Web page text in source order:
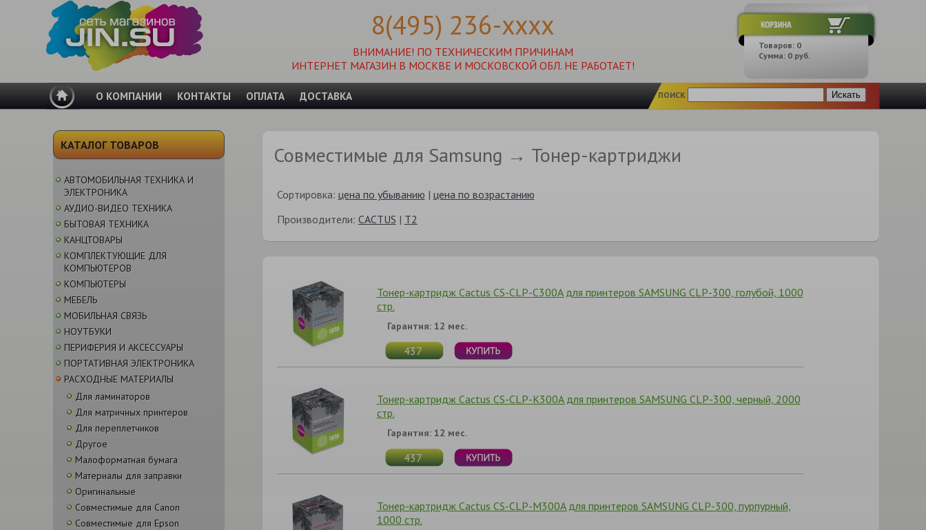
8(495) 236-xxxx
ВНИМАНИЕ! ПО ТЕХНИЧЕСКИМ ПРИЧИНАМ
ИНТЕРНЕТ МАГАЗИН В МОСКВЕ И МОСКОВСКОЙ ОБЛ. НЕ РАБОТАЕТ!
Товаров: 0
Сумма: 0руб.
О КОМПАНИИ КОНТАКТЫ ОПЛАТА ДОСТАВКА ПОИСК
КАТАЛОГ ТОВАРОВ
АВТОМОБИЛЬНАЯ ТЕХНИКА И
ЭЛЕКТРОНИКА
АУДИО-ВИДЕО ТЕХНИКА
БЫТОВАЯ ТЕХНИКА
КАНЦТОВАРЫ
КОМПЛЕКТУЮЩИЕ ДЛЯ
КОМПЬЮТЕРОВ
КОМПЬЮТЕРЫ
МЕБЕЛЬ
МОБИЛЬНАЯ СВЯЗЬ
НОУТБУКИ
ПЕРИФЕРИЯ И АКСЕССУАРЫ
ПОРТАТИВНАЯ ЭЛЕКТРОНИКА
РАСХОДНЫЕ МАТЕРИАЛЫ
Для ламинаторов
Для матричных принтеров
Для переплетчиков
Другое
Малоформатная бумага
Материалы для заправки
Оригинальные
Совместимые для Canon
Совместимые для Epson
Совместимые для Samsung → Тонер-картриджи
Сортировка: цена по убыванию | цена по возрастанию
Производители: CACTUS | T2
Тонер-картридж Cactus CS-CLP-C300A для принтеров SAMSUNG CLP-300, голубой, 1000
стр.
Гарантия: 12 мес.
437
Тонер-картридж Cactus CS-CLP-K300A для принтеров SAMSUNG CLP-300, черный, 2000
стр.
Гарантия: 12 мес.
437
Тонер-картридж Cactus CS-CLP-M300A для принтеров SAMSUNG CLP-300, пурпурный,
1000 стр.